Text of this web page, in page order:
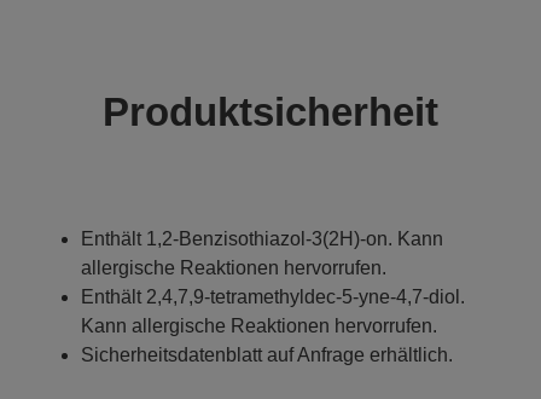
Produktsicherheit
Enthält 1,2-Benzisothiazol-3(2H)-on. Kann
allergische Reaktionen hervorrufen.
Enthält 2,4,7,9-tetramethyldec-5-yne-4,7-diol.
Kann allergische Reaktionen hervorrufen.
Sicherheitsdatenblatt auf Anfrage erhältlich.